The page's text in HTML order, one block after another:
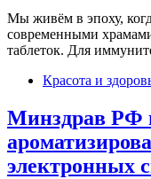
Мы живём в эпоху,
современными
таблеток. Для
Красота и
Минздрав РФ
электронных